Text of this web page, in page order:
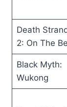
Death
2: On The
Black Myth:
Wukong